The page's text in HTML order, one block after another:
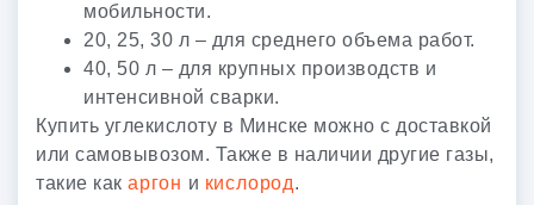
мобильности.
20, 25, 30 л – для среднего объема работ.
40, 50 л – для крупных производств и
интенсивной сварки.
Купить углекислоту в Минске можно с доставкой
или самовывозом. Также в наличии другие газы,
такие как аргон и кислород.